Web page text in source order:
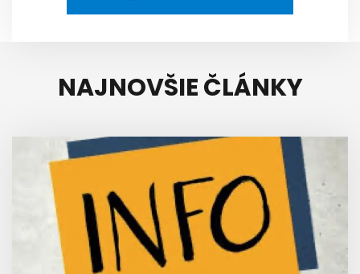
NAJNOVŠIE ČLÁNKY